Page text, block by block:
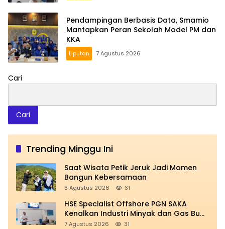
Pendampingan Berbasis Data, Smamio
Mantapkan Peran Sekolah Model PM dan
KKA
Liputan 7 Agustus 2026
Cari
Cari
Trending Minggu Ini
Saat Wisata Petik Jeruk Jadi Momen
Bangun Kebersamaan
3 Agustus 2026 31
HSE Specialist Offshore PGN SAKA
Kenalkan Industri Minyak dan Gas Bumi
di Spemdalas
7 Agustus 2026 31